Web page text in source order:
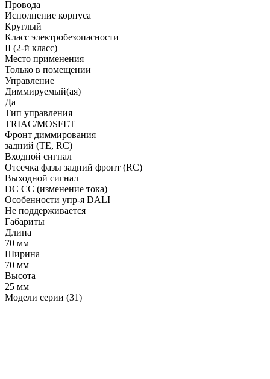
Провода
Исполнение корпуса
Круглый
Класс электробезопасности
II (2-й класс)
Место применения
Только в помещении
Управление
Диммируемый(ая)
Да
Тип управления
TRIAC/MOSFET
Фронт диммирования
задний (TE, RC)
Входной сигнал
Отсечка фазы задний фронт (RC)
Выходной сигнал
DC CC (изменение тока)
Особенности упр-я DALI
Не поддерживается
Габариты
Длина
70 мм
Ширина
70 мм
Высота
25 мм
Модели серии (31)